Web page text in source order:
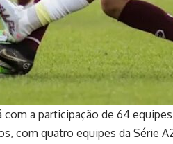
a participação de 64
com quatro equipes da Série